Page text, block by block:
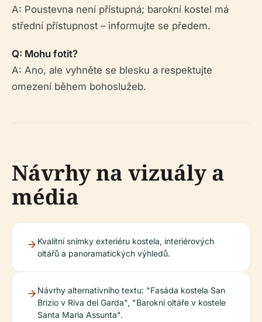
A: Poustevna není přístupná; barokní kostel má
střední přístupnost – informujte se předem.
Q: Mohu fotit?
A: Ano, ale vyhněte se blesku a respektujte
omezení během bohoslužeb.
Návrhy na vizuály a
média
Kvalitní snímky exteriéru kostela, interiérových
oltářů a panoramatických výhledů.
Návrhy alternativního textu: "Fasáda kostela San
Brizio v Riva del Garda", "Barokní oltáře v kostele
Santa Maria Assunta".